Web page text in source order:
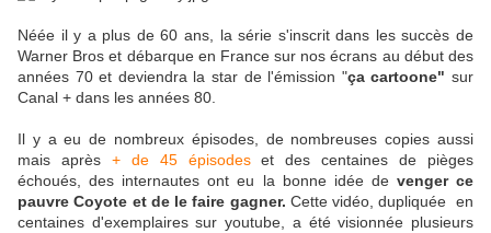
Néée il y a plus de 60 ans, la série s'inscrit dans les succès de
Warner Bros et débarque en France sur nos écrans au début des
années 70 et deviendra la star de l'émission "ça cartoone" sur
Canal + dans les années 80.
Il y a eu de nombreux épisodes, de nombreuses copies aussi
mais après + de 45 épisodeset des centaines de pièges
échoués, des internautes ont eu la bonne idée de venger ce
pauvre Coyote et de le faire gagner. Cette vidéo, dupliquée en
centaines d'exemplaires sur youtube, a été visionnée plusieurs